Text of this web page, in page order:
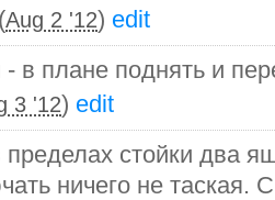
(Aug 2 '12) edit
в плане поднять и
3 '12) edit
стойки два
ничего не таская.